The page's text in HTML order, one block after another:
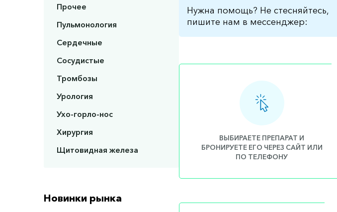
Прочее
Пульмонология
Сердечные
Сосудистые
Тромбозы
Урология
Ухо-горло-нос
Хирургия
Щитовидная железа
Новинки рынка
Нужна помощь? Не стесняйтесь,
пишите нам в мессенджер:
ВЫБИРАЕТЕ ПРЕПАРАТ И
БРОНИРУЕТЕ ЕГО ЧЕРЕЗ САЙТ ИЛИ
ПО ТЕЛЕФОНУ